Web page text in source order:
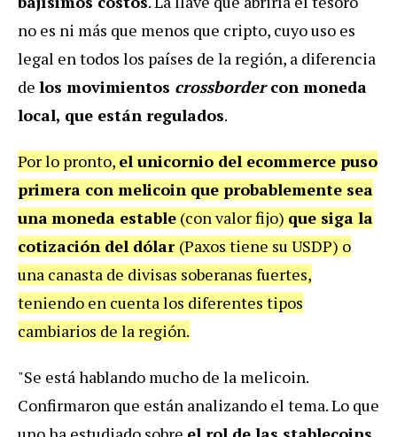
no es ni más que menos que cripto, cuyo uso es
legal en todos los países de la región, a diferencia
de los movimientos crossbordercon moneda
local, que están regulados.
Por lo pronto, el unicornio del ecommerce puso
primera con melicoin que probablemente sea
unamoneda estable (con valor fijo) que siga la
cotización del dólar (Paxos tiene su USDP) o
una canasta de divisas soberanas fuertes,
teniendo en cuenta los diferentes tipos
cambiarios de la región.
"Se está hablando mucho de la melicoin.
Confirmaron que están analizando el tema. Lo que